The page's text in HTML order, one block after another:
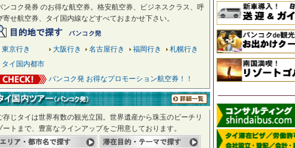
ンコク発券 のお得な航空券。格安航空券、ビジネスクラス、呼
寄せ航空券、タイ国内線などすべておまかせ下さい。
東京行き 大阪行き 名古屋行き 福岡行き
札幌行き
タイ国内都市
バンコク発 お得なプロモーション航空券！！
存じタイは世界有数の観光立国。世界遺産から珠玉のビーチリ
ートまで、豊富なラインアップをご用意しております。